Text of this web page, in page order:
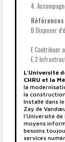
4.
B Disposer
E Contribuer
E.2
L'Université
CHRU et la
la
la
Installé dans
Zay de
l’Université
moyens
besoins
services